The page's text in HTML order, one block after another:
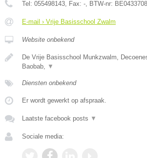
Tel: 055498143 , Fax: - , BTW-nr:
E-mail › Vrije Basisschool Zwalm
Website onbekend
De Vrije Basisschool Munkzwalm,
Baobab,
▼
Diensten onbekend
Er wordt gewerkt op afspraak.
Laatste facebook posts ▼
Sociale media: